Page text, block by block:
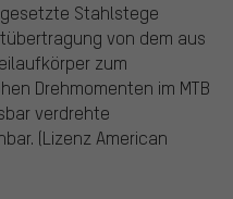
Stahlstege
von dem aus
zum
Drehmomenten im MTB
verdrehte
(Lizenz American